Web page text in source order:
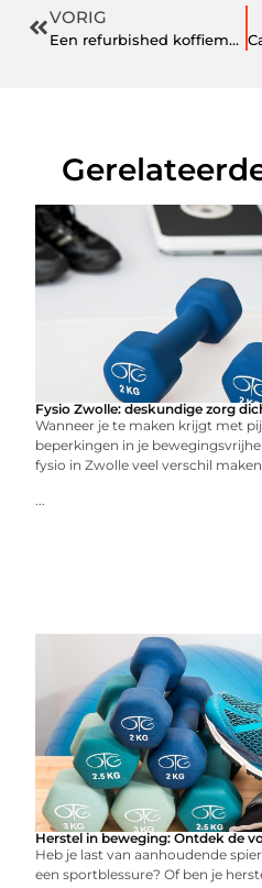
VORIG
Een refurbished koffiemachine als betrouwbare keuze met garantie
Fysio Zwolle: deskundige zorg
Wanneer je te maken krijgt met
beperkingen in je
fysio in Zwolle veel verschil
...
Herstel in beweging: Ontdek de
Heb je last van aanhoudende
een sportblessure? Of ben je